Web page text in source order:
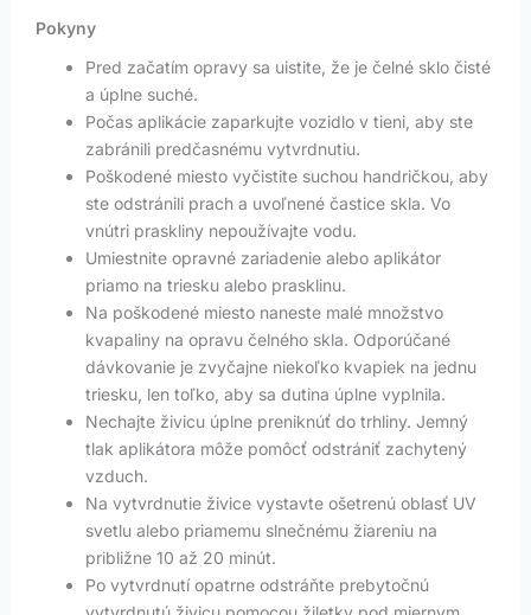
Pokyny
Pred začatím opravy sa uistite, že je čelné sklo čisté
a úplne suché.
Počas aplikácie zaparkujte vozidlo v tieni, aby ste
zabránili predčasnému vytvrdnutiu.
Poškodené miesto vyčistite suchou handričkou, aby
ste odstránili prach a uvoľnené častice skla. Vo
vnútri praskliny nepoužívajte vodu.
Umiestnite opravné zariadenie alebo aplikátor
priamo na triesku alebo prasklinu.
Na poškodené miesto naneste malé množstvo
kvapaliny na opravu čelného skla. Odporúčané
dávkovanie je zvyčajne niekoľko kvapiek na jednu
triesku, len toľko, aby sa dutina úplne vyplnila.
Nechajte živicu úplne preniknúť do trhliny. Jemný
tlak aplikátora môže pomôcť odstrániť zachytený
vzduch.
Na vytvrdnutie živice vystavte ošetrenú oblasť UV
svetlu alebo priamemu slnečnému žiareniu na
približne 10 až 20 minút.
Po vytvrdnutí opatrne odstráňte prebytočnú